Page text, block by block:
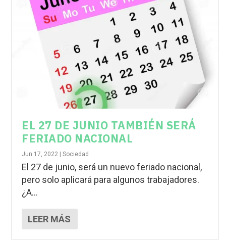
EL 27 DE JUNIO TAMBIÉN SERÁ
FERIADO NACIONAL
Jun 17, 2022 |Sociedad
El 27 de junio, será un nuevo feriado nacional,
pero solo aplicará para algunos trabajadores.
¿A...
LEER MÁS